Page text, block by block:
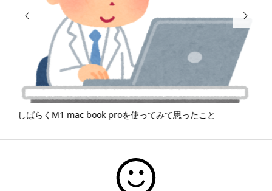

しばらくM1 mac book proを使ってみて思ったこと
